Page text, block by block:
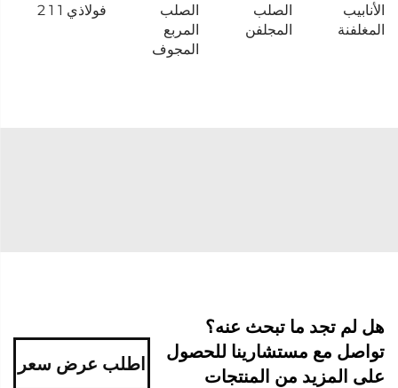
الأنابيب
المغلفنة
الصلب
المجلفن
الصلب
المربع
المجوف
فولاذي 1 1 2
هل لم تجد ما تبحث عنه؟
تواصل مع مستشارينا للحصول
على المزيد من المنتجات
اطلب عرض سعر